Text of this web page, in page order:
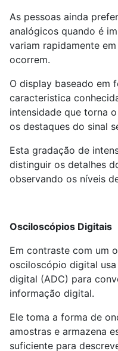
As pessoas ainda
analógicos quando é
variam rapidamente
ocorrem.
O display baseado em
caracteristica
intensidade que torna
os destaques do sinal
Esta gradação de
distinguir os detalhes
observando os níveis
Osciloscópios Digitais
Em contraste com um
osciloscópio digital
digital (ADC) para
informação digital.
Ele toma a forma de
amostras e armazena
suficiente para